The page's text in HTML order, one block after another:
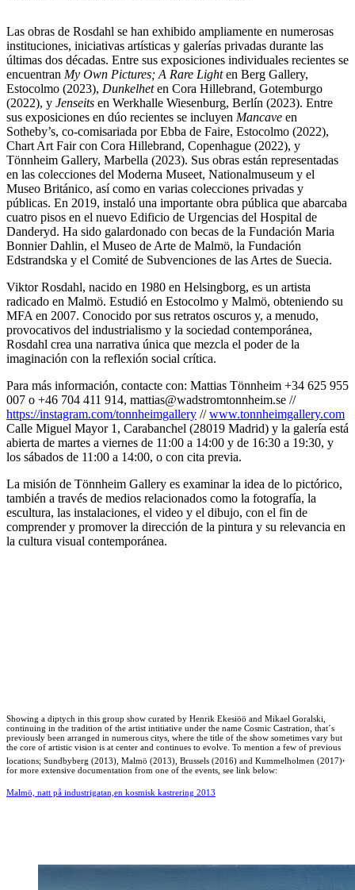
Las obras de Rosdahl se han exhibido ampliamente en numerosas
instituciones, iniciativas artísticas y galerías privadas durante las
últimas dos décadas. Entre sus exposiciones individuales recientes se
encuentran My Own Pictures; A Rare Lighten Berg Gallery,
Estocolmo (2023), Dunkelheten Cora Hillebrand, Gotemburgo
(2022), y Jenseits en Werkhalle Wiesenburg, Berlín (2023). Entre
sus exposiciones en dúo recientes se incluyen Mancave en
Sotheby’s, co-comisariada por Ebba de Faire, Estocolmo (2022),
Chart Art Fair con Cora Hillebrand, Copenhague (2022), y
Tönnheim Gallery, Marbella (2023). Sus obras están representadas
en las colecciones del Moderna Museet, Nationalmuseum y el
Museo Británico, así como en varias colecciones privadas y
públicas. En 2019, instaló una importante obra pública que abarcaba
cuatro pisos en el nuevo Edificio de Urgencias del Hospital de
Danderyd. Ha sido galardonado con becas de la Fundación Maria
Bonnier Dahlin, el Museo de Arte de Malmö, la Fundación
Edstrandska y el Comité de Subvenciones de las Artes de Suecia.
Viktor Rosdahl, nacido en 1980 en Helsingborg, es un artista
radicado en Malmö. Estudió en Estocolmo y Malmö, obteniendo su
MFA en 2007. Conocido por sus retratos oscuros y, a menudo,
provocativos del industrialismo y la sociedad contemporánea,
Rosdahl crea una narrativa única que mezcla el poder de la
imaginación con la reflexión social crítica.
Para más información, contacte con: Mattias Tönnheim +34 625 955
007 o +46 704 411 914, mattias@wadstromtonnheim.se //
https://instagram.com/tonnheimgallery //www.tonnheimgallery.com
Calle Miguel Mayor 1, Carabanchel (28019 Madrid) y la galería está
abierta de martes a viernes de 11:00 a 14:00 y de 16:30 a 19:30, y
los sábados de 11:00 a 14:00, o con cita previa.
La misión de Tönnheim Gallery es examinar la idea de lo pictórico,
también a través de medios relacionados como la fotografía, la
escultura, las instalaciones, el video y el dibujo, con el fin de
comprender y promover la dirección de la pintura y su relevancia en
la cultura visual contemporánea.
Showing a diptych in this group show curated by Henrik Ekesiöö and Mikael Goralski,
continuing in the tradition of the artist intitiative under the name Cosmic Castration, that´s
previously been arranged in numerous citys, where the title of the show sometimes vary but
the core of artistic vision is at center and continues to evolve. To mention a few of previous
locations; Sundbyberg (2013), Malmö (2013), Brussels (2016) and Kummelholmen (2017),
for more extensive documentation from one of the events, see link below:
Malmö, natt på industrigatan,en kosmisk kastrering 2013